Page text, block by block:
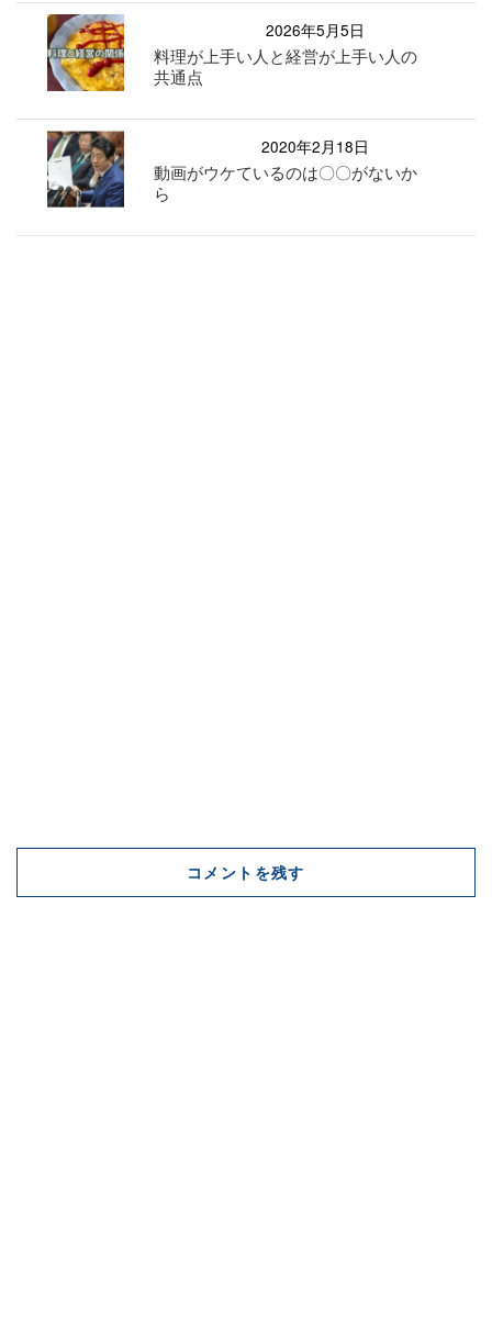
2026年5月5日
料理が上手い人と経営が上手い人の
共通点
2020年2月18日
動画がウケているのは〇〇がないか
ら
コメントを残す